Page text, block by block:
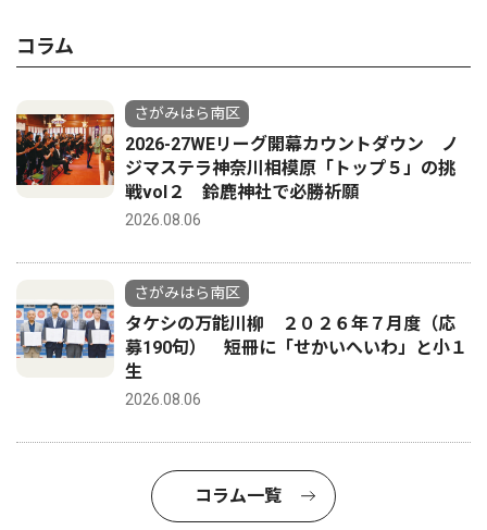
コラム
さがみはら南区
2026-27WEリーグ開幕カウントダウン ノ
ジマステラ神奈川相模原「トップ５」の挑
戦vol２ 鈴鹿神社で必勝祈願
2026.08.06
さがみはら南区
タケシの万能川柳 ２０２６年７月度（応
募190句） 短冊に「せかいへいわ」と小１
生
2026.08.06
コラム一覧